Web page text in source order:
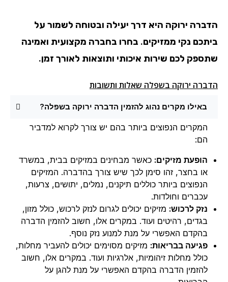
הדברה ירוקה היא דרך יעילה ובטוחה לשמור על
ביתכם נקי ממזיקים. בחרו בחברה מקצועית ואמינה
שתספק לכם שירות איכותי ותוצאות לאורך זמן.
הדברה ירוקה בשפלה שאלות ותשובות
באילו מקרים נהוג להזמין הדברה ירוקה בשפלה?
המקרים הנפוצים ביותר בהם יש צורך לקרוא למדביר
הם:
הופעת מזיקים: כאשר מבחינים במזיקים בבית, במשרד
או בחצר, זהו סימן לכך שיש צורך בהדברה. המזיקים
הנפוצים ביותר כוללים תיקנים, נמלים, יתושים, צרעות,
עכברים וחולדות.
נזק לרכוש: מזיקים יכולים לגרום לנזק לרכוש, כולל מזון,
בגדים, רהיטים ועוד. במקרים אלו, חשוב להזמין הדברה
בהקדם האפשרי על מנת למנוע נזק נוסף.
פגיעה בבריאות: מזיקים מסוימים יכולים להעביר מחלות,
כולל מחלות זיהומיות, אלרגיות ועוד. במקרים אלו, חשוב
להזמין הדברה בהקדם האפשרי על מנת להגן על